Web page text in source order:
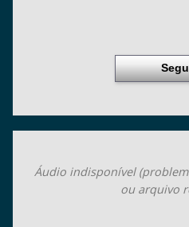
Áudio indisponível
ou arquivo